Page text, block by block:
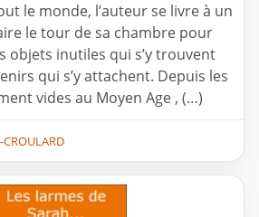
le monde, l’auteur se livre à un
le tour de sa chambre pour
objets inutiles qui s’y trouvent
qui s’y attachent. Depuis les
vides au Moyen Age , (…)